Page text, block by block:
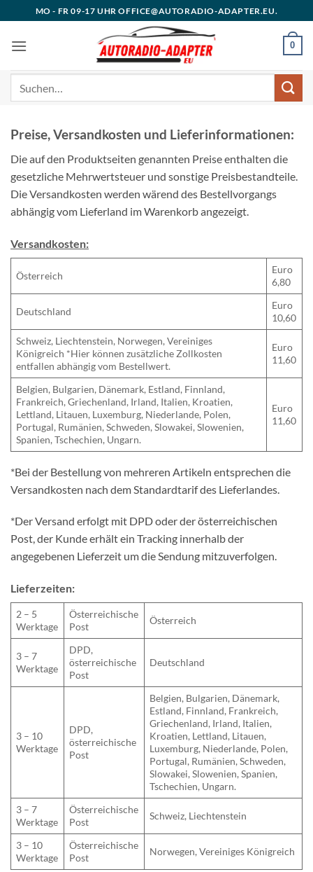
Inhalt
springen
MO - FR 09-17 UHR OFFICE@AUTORADIO-ADAPTER.EU.
0
Preise, Versandkosten und Lieferinformationen:
Die auf den Produktseiten genannten Preise enthalten die
gesetzliche Mehrwertsteuer und sonstige Preisbestandteile.
Die Versandkosten werden wärend des Bestellvorgangs
abhängig vom Lieferland im Warenkorb angezeigt.
Versandkosten:
Österreich
Euro
6,80
Deutschland
Euro
10,60
Schweiz, Liechtenstein, Norwegen, Vereiniges
Königreich *Hier können zusätzliche Zollkosten
entfallen abhängig vom Bestellwert.
Euro
11,60
Belgien, Bulgarien, Dänemark, Estland, Finnland,
Frankreich, Griechenland, Irland, Italien, Kroatien,
Lettland, Litauen, Luxemburg, Niederlande, Polen,
Portugal, Rumänien, Schweden, Slowakei, Slowenien,
Spanien, Tschechien, Ungarn.
Euro
11,60
*Bei der Bestellung von mehreren Artikeln entsprechen die
Versandkosten nach dem Standardtarif des Lieferlandes.
*Der Versand erfolgt mit DPD oder der österreichischen
Post, der Kunde erhält ein Tracking innerhalb der
angegebenen Lieferzeit um die Sendung mitzuverfolgen.
Lieferzeiten:
2 – 5
Werktage
Österreichische
Post
Österreich
3 – 7
Werktage
DPD,
österreichische
Post
Deutschland
3 – 10
Werktage
DPD,
österreichische
Post
Belgien, Bulgarien, Dänemark,
Estland, Finnland, Frankreich,
Griechenland, Irland, Italien,
Kroatien, Lettland, Litauen,
Luxemburg, Niederlande, Polen,
Portugal, Rumänien, Schweden,
Slowakei, Slowenien, Spanien,
Tschechien, Ungarn.
3 – 7
Werktage
Österreichische
Post
Schweiz, Liechtenstein
3 – 10
Werktage
Österreichische
Post
Norwegen, Vereiniges Königreich